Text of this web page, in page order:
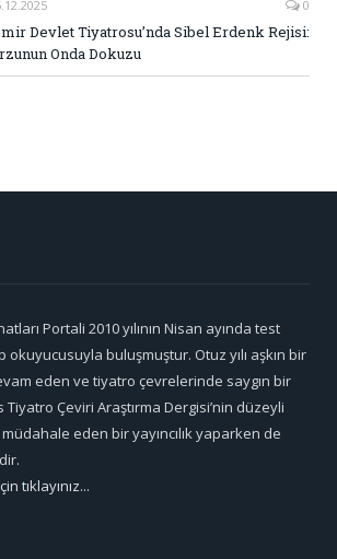
0
Devlet Tiyatrosu’nda Sibel Erdenk Rejisi:
Onda Dokuzu
Portali 2010 yılının Nisan ayında test
okuyucusuyla buluşmuştur. Otuz yılı aşkın bir
eden ve tiyatro çevrelerinde saygın bir
Çeviri Araştırma Dergisi’nin düzeyli
eden bir yayıncılık yaparken de
tıklayınız...